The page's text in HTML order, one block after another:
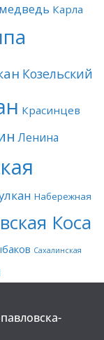
Карла
Козельский
Красинцев
Ленина
Набережная
Коса
Сахалинская